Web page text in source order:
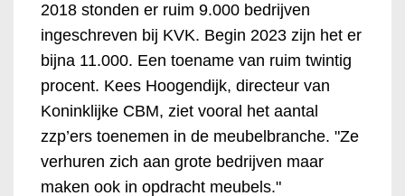
2018 stonden er ruim 9.000 bedrijven
ingeschreven bij KVK. Begin 2023 zijn het er
bijna 11.000. Een toename van ruim twintig
procent. Kees Hoogendijk, directeur van
Koninklijke CBM, ziet vooral het aantal
zzp’ers toenemen in de meubelbranche. "Ze
verhuren zich aan grote bedrijven maar
maken ook in opdracht meubels."